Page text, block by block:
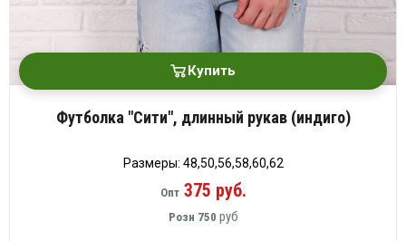
Купить
Футболка "Сити", длинный рукав (индиго)
Размеры: 48,50,56,58,60,62
Опт375 руб.
Розн 750 руб